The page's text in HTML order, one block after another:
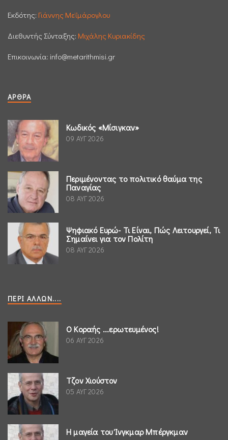
Εκδότης: Γιάννης Μεϊμάρογλου
Διεθυντής Σύνταξης: Μιχάλης Κυριακίδης
Επικοινωνία: info@metarithmisi.gr
ΆΡΘΡΑ
Κωδικός «Μίσιγκαν»
09 ΑΥΓ 2026
Περιμένοντας το πολιτικό θαύμα της
Παναγίας
08 ΑΥΓ 2026
Ψηφιακό Ευρώ- Τι Είναι, Πώς Λειτουργεί, Τι
Σημαίνει για τον Πολίτη
08 ΑΥΓ 2026
ΠΕΡΊ ΆΛΛΩΝ....
Ο Κοραής ...ερωτευμένος!
06 ΑΥΓ 2026
Τζον Χιούστον
05 ΑΥΓ 2026
Η μαγεία του Ίνγκμαρ Μπέργκμαν